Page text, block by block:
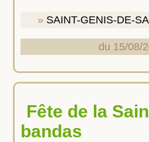
SAINT-GENIS-DE-
du 15/08/
Fête de la Saint Louis &
bandas